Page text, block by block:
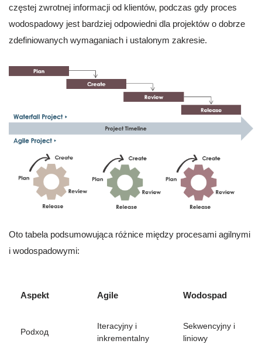
częstej zwrotnej informacji od klientów, podczas gdy proces
wodospadowy jest bardziej odpowiedni dla projektów o dobrze
zdefiniowanych wymaganiach i ustalonym zakresie.
Oto tabela podsumowująca różnice między procesami agilnymi
i wodospadowymi:
Aspekt Agile Wodospad
Podход
Iteracyjny i
inkrementalny
Sekwencyjny i
liniowy